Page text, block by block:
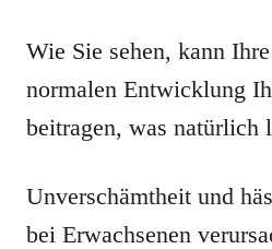
Wie Sie sehen, kann
normalen Entwicklung
beitragen, was natürlich
Unverschämtheit und
bei Erwachsenen